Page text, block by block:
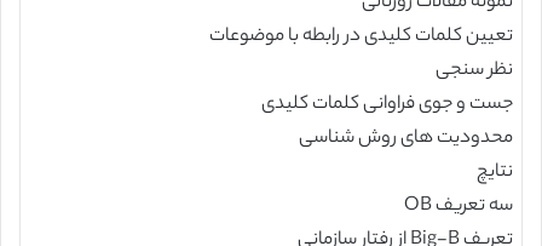
تعیین کلمات کلیدی در رابطه با موضوعات
نظر سنجی
جست و جوی فراوانی کلمات کلیدی
محدودیت های روش شناسی
نتایچ
سه تعریف OB
تعریف Big-B از رفتار سازمانی